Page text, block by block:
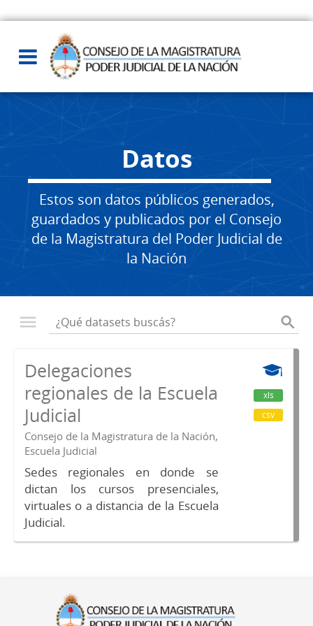
Datos
Estos son datos públicos generados,
guardados y publicados por el Consejo
de la Magistratura del Poder Judicial de
la Nación
Delegaciones
regionales de la Escuela
Judicial
Consejo de la Magistratura de la Nación,
Escuela Judicial
Sedes regionales en donde se
dictan los cursos presenciales,
virtuales o a distancia de la Escuela
Judicial.
xls
csv